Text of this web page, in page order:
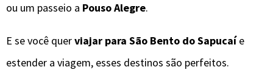
ou um passeio a Pouso Alegre.
E se você querviajar para São Bento do Sapucaíe
estender a viagem, esses destinos são perfeitos.